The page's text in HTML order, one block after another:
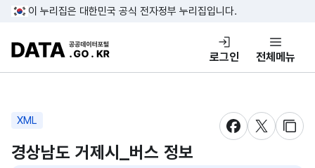
콘텐츠 바로가기
푸터 바로가기
이 누리집은 대한민국 공식 전자정부 누리집입니다.
DATA.GO.KR 공공데이터포털
로그인 전체메뉴
XML
새창 열림새창 열림
새창
경상남도 거제시_버스 정보